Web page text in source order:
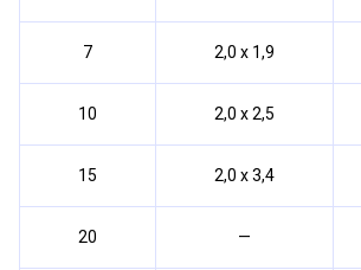
7 2,0 х 1,9
10 2,0 х 2,5
15 2,0 х 3,4
20 —